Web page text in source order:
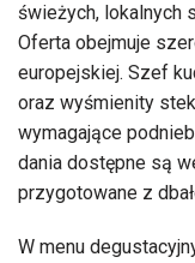
świeżych, lokalnych
Oferta obejmuje
europejskiej. Szef
oraz wyśmienity
wymagające
dania dostępne są
przygotowane z
W menu